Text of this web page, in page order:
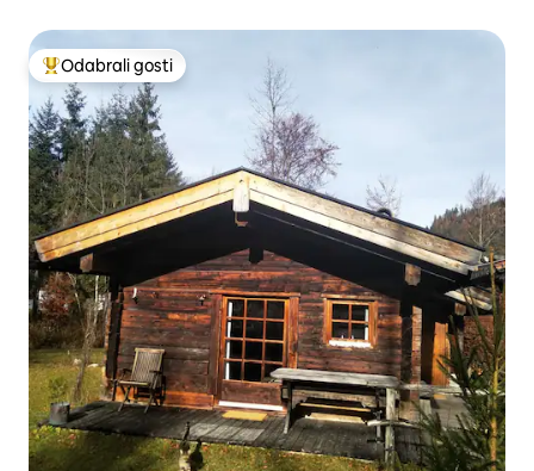
Među najviše rangiranima s oznakom „Odabrali gosti”
Odabrali gosti